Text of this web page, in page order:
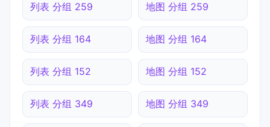
列表 分组 259 地图 分组 259
列表 分组 164 地图 分组 164
列表 分组 152 地图 分组 152
列表 分组 349 地图 分组 349